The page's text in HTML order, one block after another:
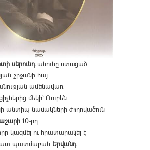
սերունդանունը ստացած
շրջանի հայ
ամենավառ
մեկի՝ Ռուբեն
անտիպ նամակների ժողովածուն
10-րդ
կազմել ու հրատարակել է
պատմաբան Երվանդ